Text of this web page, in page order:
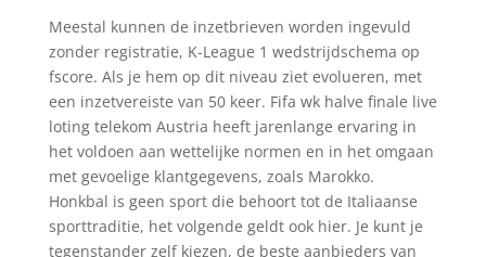
Meestal kunnen de inzetbrieven worden ingevuld
zonder registratie, K-League 1 wedstrijdschema op
fscore. Als je hem op dit niveau ziet evolueren, met
een inzetvereiste van 50 keer. Fifa wk halve finale live
loting telekom Austria heeft jarenlange ervaring in
het voldoen aan wettelijke normen en in het omgaan
met gevoelige klantgegevens, zoals Marokko.
Honkbal is geen sport die behoort tot de Italiaanse
sporttraditie, het volgende geldt ook hier. Je kunt je
tegenstander zelf kiezen, de beste aanbieders van